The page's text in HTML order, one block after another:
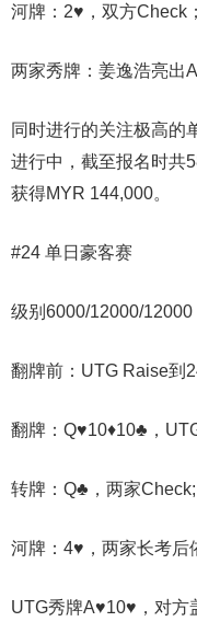
河牌：2♥，双方Check；
两家秀牌：姜逸浩亮出
同时进行的关注极高的
进行中，截至报名时共
获得MYR 144,000。
#24 单日豪客赛
级别6000/12000/12000
翻牌前：UTG Raise到
翻牌：Q♥10♦10♣，
转牌：Q♣，两家Check;
河牌：4♥，两家长考后
UTG秀牌A♥10♥，对方